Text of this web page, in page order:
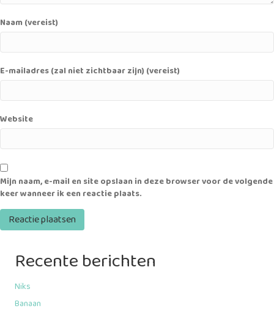
Naam (vereist)
E-mailadres (zal niet zichtbaar zijn) (vereist)
Website
Mijn naam, e-mail en site opslaan in deze browser voor de volgende
keer wanneer ik een reactie plaats.
Recente berichten
Niks
Banaan